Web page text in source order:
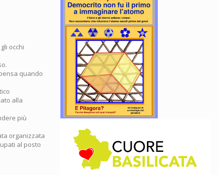
occhi
quando
alla
più
organizzata
al posto